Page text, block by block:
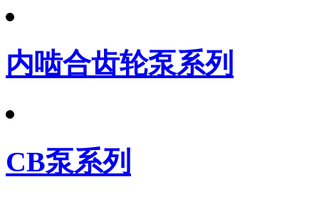
内啮合齿轮泵系列
CB泵系列